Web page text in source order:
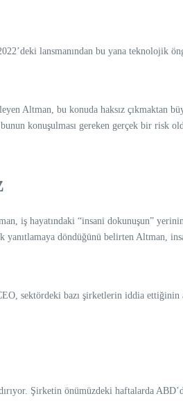
lansmanından bu yana teknolojik
Altman, bu konuda haksız
konuşulması gereken gerçek bir risk
iş hayatındaki “insani dokunuşun”
yanıtlamaya döndüğünü belirten
sektördeki bazı şirketlerin iddia
Şirketin önümüzdeki haftalarda